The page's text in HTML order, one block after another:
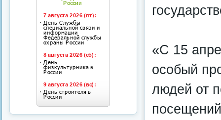
«С 15
особый
людей от